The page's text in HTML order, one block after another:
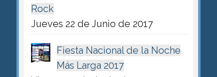
Rock
Jueves 22 de Junio de 2017
Fiesta Nacional de la Noche
Más Larga 2017